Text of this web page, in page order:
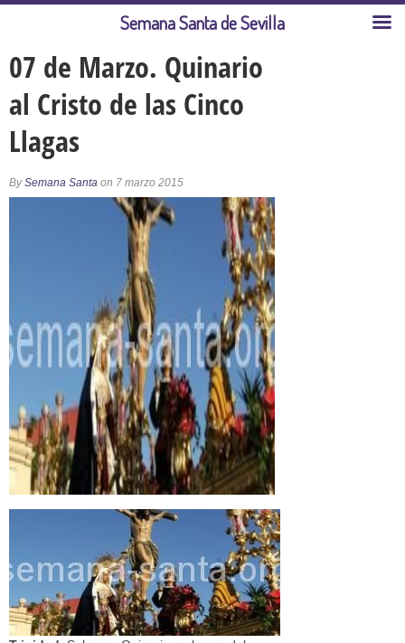
07 de Marzo. Quinario
al Cristo de las Cinco
Llagas
BySemana Santa on 7 marzo 2015
Semana Santa de Sevilla